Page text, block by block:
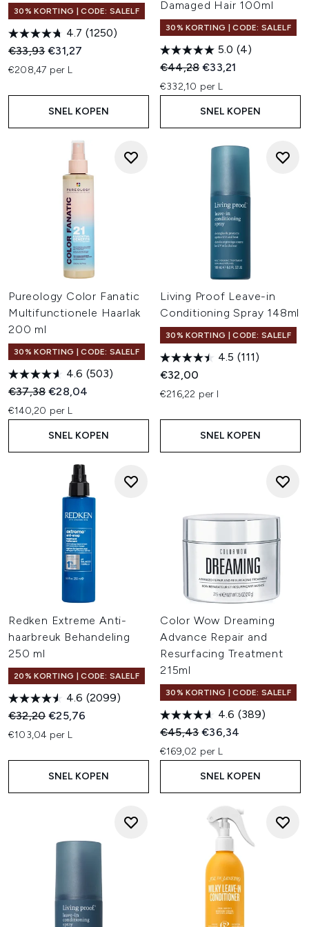
30% KORTING | CODE: SALELF
4.7 (1250)
Recommended Retail Price:
€33,93Huidige prijs:
€31,27
€208,47 per L
SNEL KOPEN
Damaged Hair 100ml
30% KORTING | CODE: SALELF
5.0 (4)
Recommended Retail Price:
€44,28Huidige prijs:
€33,21
€332,10 per L
SNEL KOPEN
Pureology Color Fanatic
Multifunctionele Haarlak
200 ml
30% KORTING | CODE: SALELF
4.6 (503)
Recommended Retail Price:
€37,38Huidige prijs:
€28,04
€140,20 per L
SNEL KOPEN
Living Proof Leave-in
Conditioning Spray 148ml
30% KORTING | CODE: SALELF
4.5 (111)
€32,00
€216,22 per l
SNEL KOPEN
Redken Extreme Anti-
haarbreuk Behandeling
250 ml
20% KORTING | CODE: SALELF
4.6 (2099)
Recommended Retail Price:
€32,20Huidige prijs:
€25,76
€103,04 per L
SNEL KOPEN
Color Wow Dreaming
Advance Repair and
Resurfacing Treatment
215ml
30% KORTING | CODE: SALELF
4.6 (389)
Recommended Retail Price:
€45,43Huidige prijs:
€36,34
€169,02 per L
SNEL KOPEN